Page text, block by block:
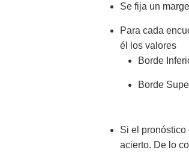
Se fija un
Para cada
él los valores
Borde
Borde
Si el pronóstico
acierto. De lo